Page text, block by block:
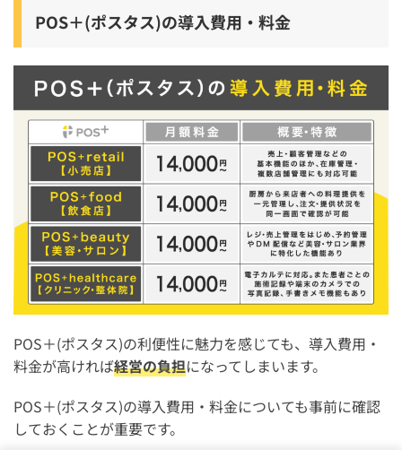
POS＋(ポスタス)の導入費用・料金
POS＋(ポスタス)の利便性に魅力を感じても、導入費用・
料金が高ければ経営の負担になってしまいます。
POS＋(ポスタス)の導入費用・料金についても事前に確認
しておくことが重要です。